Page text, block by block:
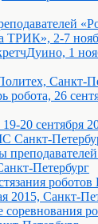
ТРИК», 2-7
1
Санкт-
робота, 26
20 сентября
Санкт-
Петербург
2015, Санкт-